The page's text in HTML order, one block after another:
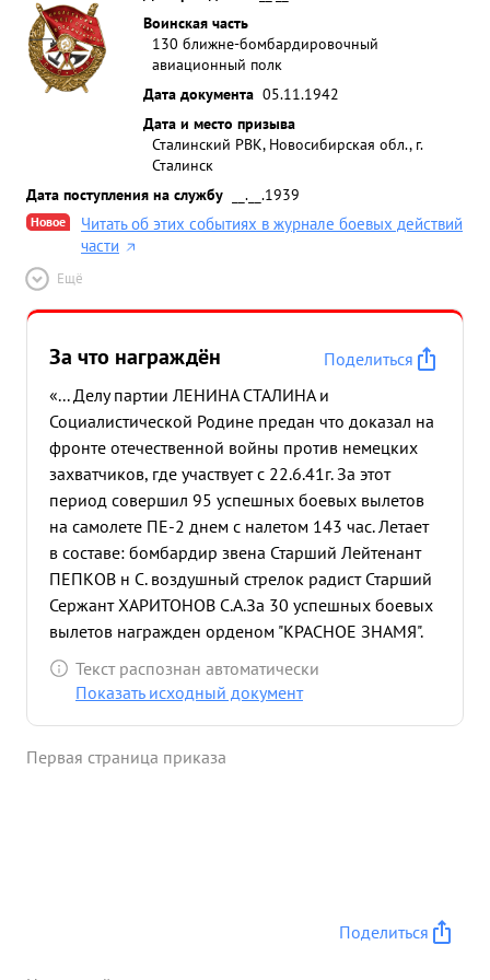
Воинская часть
130 ближне-бомбардировочный
авиационный полк
Дата документа 05.11.1942
Дата и место призыва
Сталинский РВК, Новосибирская обл., г.
Сталинск
Дата поступления на службу
__.__.1939
Новое
Читать об этих событиях в журнале боевых действий
части
Ещё
За что награждён
Поделиться
«... Делу партии ЛЕНИНА СТАЛИНА и
Социалистической Родине предан что доказал на
фронте отечественной войны против немецких
захватчиков, где участвует с 22.6.41г. За этот
период совершил 95 успешных боевых вылетов
на самолете ПЕ-2 днем с налетом 143 час. Летает
в составе: бомбардир звена Старший Лейтенант
ПЕПКОВ н С. воздушный стрелок радист Старший
Сержант ХАРИТОНОВ С.А.За 30 успешных боевых
вылетов награжден орденом "КРАСНОЕ ЗНАМЯ".
Представляется к награде за 65 успешных боевых
вылетов, успешность подтверждается
боевых вылетов, 28 вылетов на разведку-летал на
подожжен. Тов. козлов посадил горящий самолет
Текст распознан автоматически
Показать исходный документ
Первая страница приказа
Поделиться